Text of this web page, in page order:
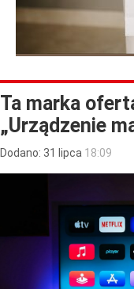
Ta marka
„Urządzenie
Dodano: 31 lipca 18:09